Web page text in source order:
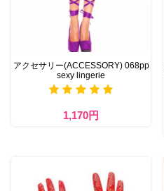
アクセサリー(ACCESSORY) 068pp
sexy lingerie
1,170円